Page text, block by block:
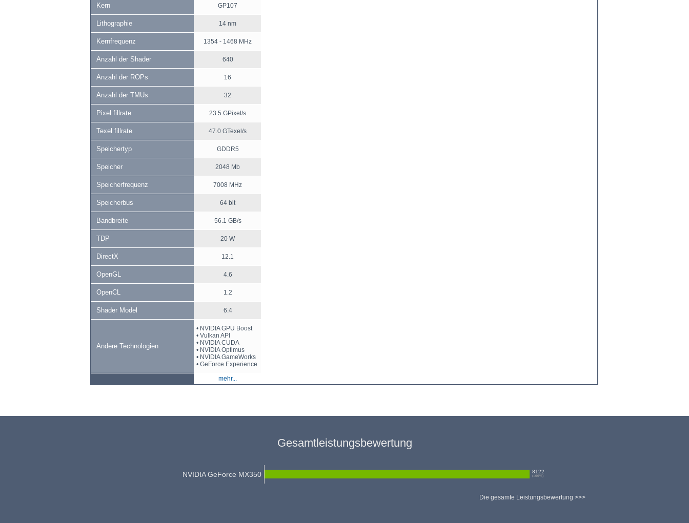
Kern GP107
Lithographie 14 nm
Kernfrequenz 1354 - 1468 MHz
Anzahl der Shader 640
Anzahl der ROPs 16
Anzahl der TMUs 32
Pixel fillrate 23.5 GPixel/s
Texel fillrate 47.0 GTexel/s
Speichertyp GDDR5
Speicher 2048 Mb
Speicherfrequenz 7008 MHz
Speicherbus 64 bit
Bandbreite 56.1 GB/s
TDP 20 W
DirectX 12.1
OpenGL 4.6
OpenCL 1.2
Shader Model 6.4
Andere Technologien
• NVIDIA GPU Boost
• Vulkan API
• NVIDIA CUDA
• NVIDIA Optimus
• NVIDIA GameWorks
• GeForce Experience
mehr...
Gesamtleistungsbewertung
NVIDIA GeForce MX350 8122
(100 %)
Die gesamte Leistungsbewertung >>>